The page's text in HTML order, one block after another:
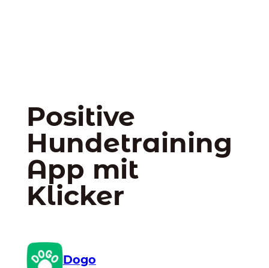
Positive
Hundetraining
App mit
Klicker
Dogo